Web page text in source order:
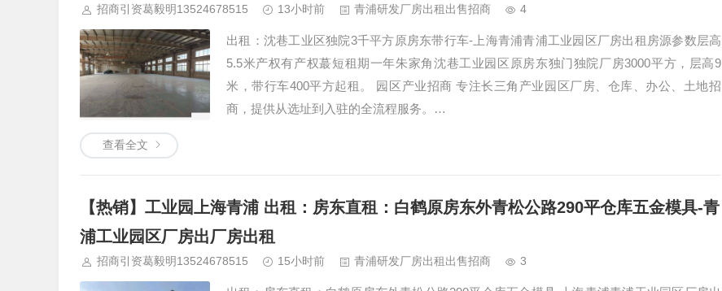
招商引资葛毅明13524678515 13小时前 青浦研发厂房出租出售招商 4
出租：沈巷工业区独院3千平方原房东带行车-上海青浦青浦工业园区厂房出租房源参数层高
5.5米产权有产权蕞短租期一年朱家角沈巷工业园区原房东独门独院厂房3000平方，层高9
米，带行车400平方起租。 园区产业招商 专注长三角产业园区厂房、仓库、办公、土地招
商，提供从选址到入驻的全流程服务。…
查看全文
【热销】工业园上海青浦 出租：房东直租：白鹤原房东外青松公路290平仓库五金模具-青
浦工业园区厂房出厂房出租
招商引资葛毅明13524678515 15小时前 青浦研发厂房出租出售招商 3